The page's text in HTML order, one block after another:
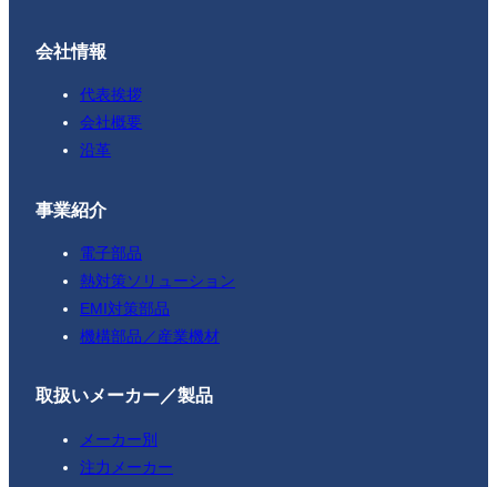
会社情報
代表挨拶
会社概要
沿革
事業紹介
電子部品
熱対策ソリューション
EMI対策部品
機構部品／産業機材
取扱いメーカー／製品
メーカー別
注力メーカー